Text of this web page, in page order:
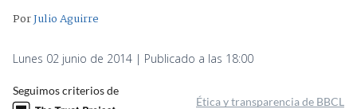
PorJulio Aguirre
Lunes 02 junio de 2014 | Publicado a las 18:00
Seguimos criterios de
Ética y transparencia de BBCL